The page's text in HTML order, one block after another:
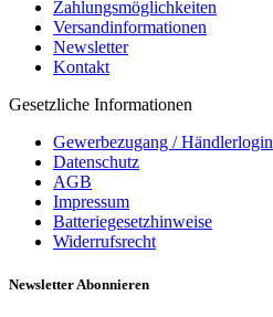
Zahlungsmöglichkeiten
Versandinformationen
Newsletter
Kontakt
Gesetzliche Informationen
Gewerbezugang / Händlerlogin
Datenschutz
AGB
Impressum
Batteriegesetzhinweise
Widerrufsrecht
NewsletterAbonnieren